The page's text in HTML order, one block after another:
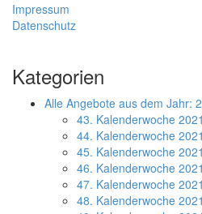
Impressum
Datenschutz
Kategorien
Alle Angebote aus dem Jahr:
43. Kalenderwoche 2021
44. Kalenderwoche 2021
45. Kalenderwoche 2021
46. Kalenderwoche 2021
47. Kalenderwoche 2021
48. Kalenderwoche 2021